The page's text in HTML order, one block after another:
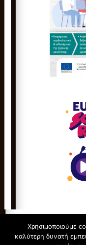
Χρησιμοποιούμε
καλύτερη δυνατή